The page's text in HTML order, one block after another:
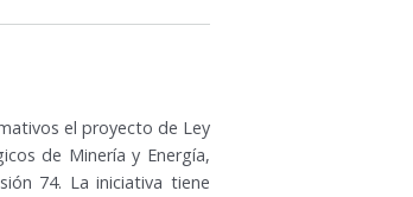
el proyecto de Ley
de Minería y Energía,
74. La iniciativa tiene